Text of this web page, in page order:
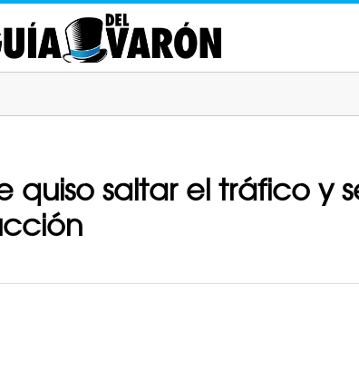
saltar el tráfico y